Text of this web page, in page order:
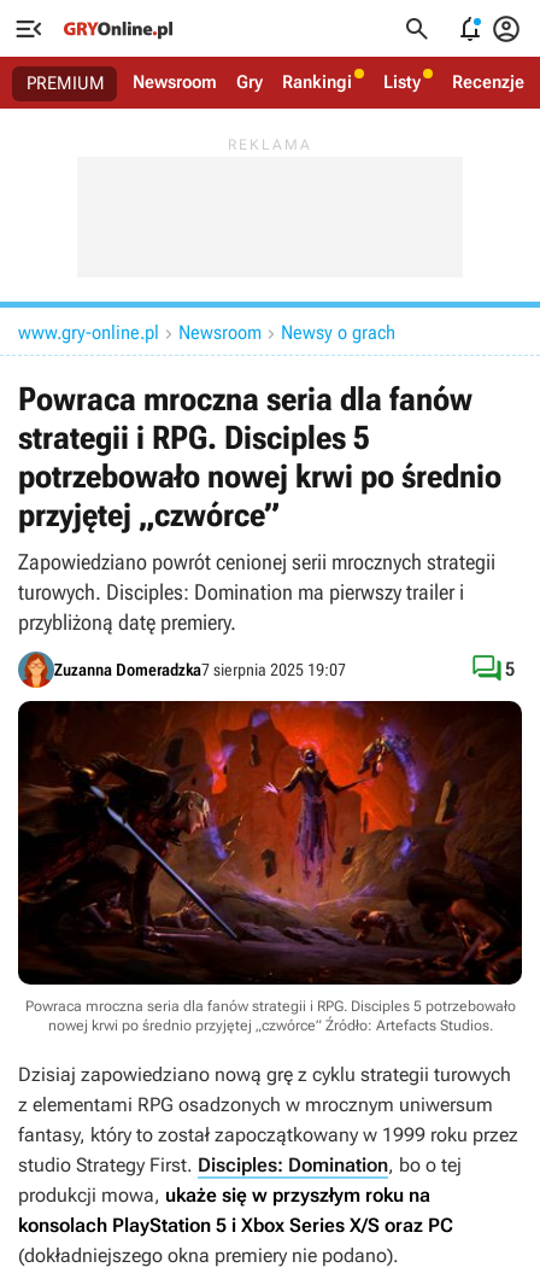
   
PREMIUM Newsroom Gry Rankingi Listy Recenzje
www.gry-online.pl  Newsroom  Newsy o grach
Powraca mroczna seria dla fanów
strategii i RPG. Disciples 5
potrzebowało nowej krwi po średnio
przyjętej „czwórce”
Zapowiedziano powrót cenionej serii mrocznych strategii
turowych. Disciples: Domination ma pierwszy trailer i
przybliżoną datę premiery.
Zuzanna Domeradzka7 sierpnia 2025 19:07 5
Powraca mroczna seria dla fanów strategii i RPG. Disciples 5 potrzebowało
nowej krwi po średnio przyjętej „czwórce” Źródło: Artefacts Studios.
Dzisiaj zapowiedziano nową grę z cyklu strategii turowych
z elementami RPG osadzonych w mrocznym uniwersum
fantasy, który to został zapoczątkowany w 1999 roku przez
studio Strategy First. Disciples: Domination, bo o tej
produkcji mowa, ukaże się w przyszłym roku na
konsolach PlayStation 5 i Xbox Series X/S oraz PC
(dokładniejszego okna premiery nie podano).